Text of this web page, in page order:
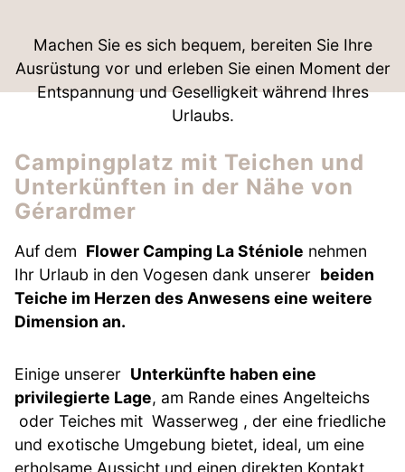
Machen Sie es sich bequem, bereiten Sie Ihre
Ausrüstung vor und erleben Sie einen Moment der
Entspannung und Geselligkeit während Ihres
Urlaubs.
Campingplatz mit Teichen und
Unterkünften in der Nähe von
Gérardmer
Auf dem Flower Camping La Sténiole nehmen
Ihr Urlaub in den Vogesen dank unserer beiden
Teiche im Herzen des Anwesens eine weitere
Dimension an.
Einige unserer Unterkünfte haben eine
privilegierte Lage, am Rande eines Angelteichs
oder Teiches mit Wasserweg , der eine friedliche
und exotische Umgebung bietet, ideal, um eine
erholsame Aussicht und einen direkten Kontakt